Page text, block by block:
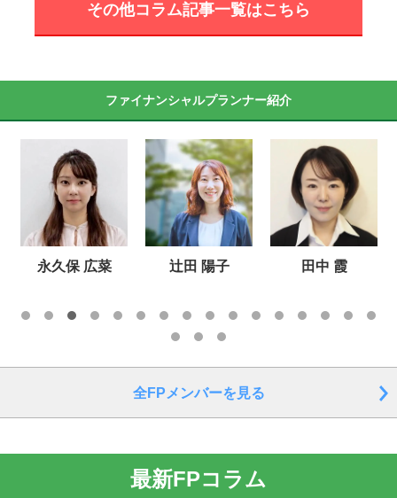
その他コラム記事一覧はこちら
ファイナンシャルプランナー紹介
永久保 広菜 辻田 陽子 田中 霞
全FPメンバーを見る
最新FPコラム